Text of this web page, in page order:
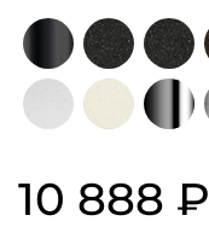
10 888 ₽